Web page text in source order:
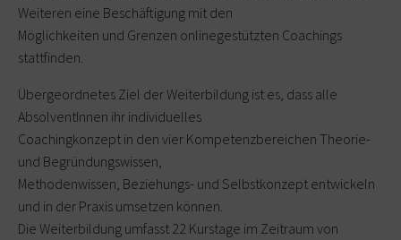
Weiteren eine Beschäftigung mit den
Möglichkeiten und Grenzen onlinegestützten Coachings
stattfinden.
Übergeordnetes Ziel der Weiterbildung ist es, dass alle
AbsolventInnen ihr individuelles
Coachingkonzept in den vier Kompetenzbereichen Theorie-
und Begründungswissen,
Methodenwissen, Beziehungs- und Selbstkonzept entwickeln
und in der Praxis umsetzen können.
Die Weiterbildung umfasst 22 Kurstage im Zeitraum von